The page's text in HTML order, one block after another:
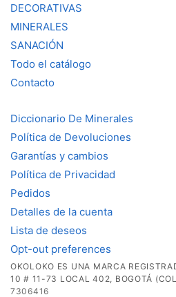
DECORATIVAS
MINERALES
SANACIÓN
Todo el catálogo
Contacto
Diccionario De Minerales
Política de Devoluciones
Garantías y cambios
Política de Privacidad
Pedidos
Detalles de la cuenta
Lista de deseos
Opt-out preferences
OKOLOKO ES UNA MARCA
10 # 11-73 LOCAL 402, BOGOTÁ
7306416